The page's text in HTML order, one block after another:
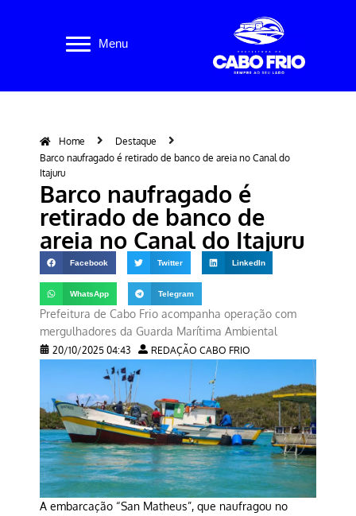
Menu
Home
Destaque
Barco naufragado é retirado de banco de areia no Canal do
Itajuru
Barco naufragado é
retirado de banco de
areia no Canal do Itajuru
Facebook Twitter LinkedIn
WhatsApp Telegram
Prefeitura de Cabo Frio acompanha operação com
mergulhadores da Guarda Marítima Ambiental
20/10/2025 04:43 REDAÇÃO CABO FRIO
A embarcação “San Matheus”, que naufragou no